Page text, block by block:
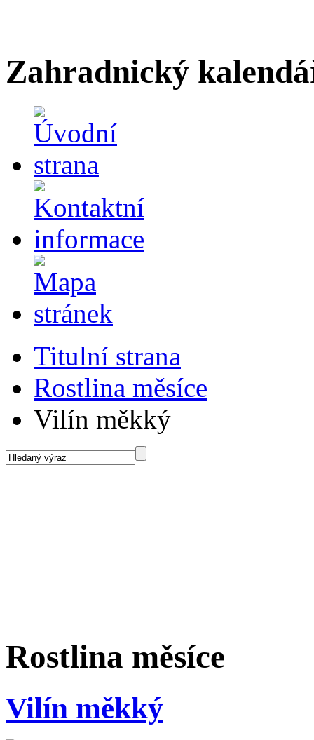
Zahradnický
Titulní strana
Rostlina měsíce
Vilín měkký
Rostlina měsíce
Vilín měkký